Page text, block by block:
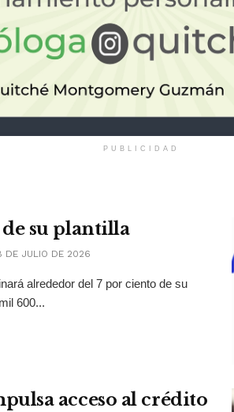
PUBLICIDAD
de su plantilla
JULIO DE 2026
alrededor del 7 por ciento de su
600...
acceso al crédito